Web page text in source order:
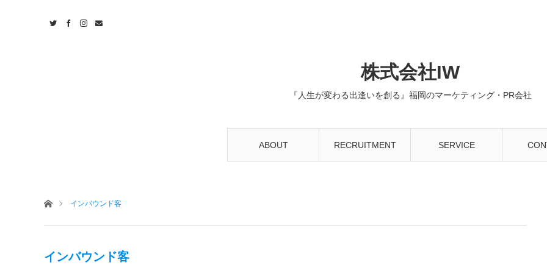
株式会社IW
『人生が変わる出逢いを創る』福岡のマーケティング・PR会社
ABOUT RECRUITMENT SERVICE
ホームインバウンド客
インバウンド客